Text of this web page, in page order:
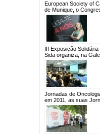
European Society of
de Munique, o
III Exposição
Sida organiza, na
Jornadas de
em 2011, as suas